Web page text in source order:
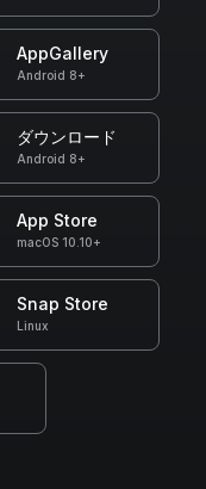
AppGallery
Android 8+
ダウンロード
Android 8+
App Store
macOS 10.10+
Snap Store
Linux